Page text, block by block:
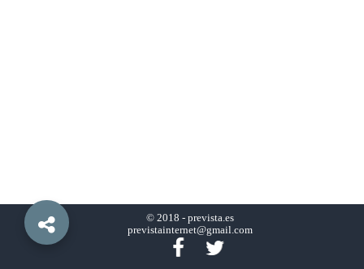
© 2018 - prevista.es
previstainternet@gmail.com